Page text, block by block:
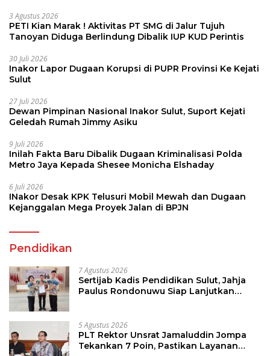
3 Agustus 2026
PETI Kian Marak ! Aktivitas PT SMG di Jalur Tujuh
Tanoyan Diduga Berlindung Dibalik IUP KUD Perintis
30 Juli 2026
Inakor Lapor Dugaan Korupsi di PUPR Provinsi Ke Kejati
Sulut
27 Juli 2026
Dewan Pimpinan Nasional Inakor Sulut, Suport Kejati
Geledah Rumah Jimmy Asiku
9 Juli 2026
Inilah Fakta Baru Dibalik Dugaan Kriminalisasi Polda
Metro Jaya Kepada Shesee Monicha Elshaday
6 Juli 2026
INakor Desak KPK Telusuri Mobil Mewah dan Dugaan
Kejanggalan Mega Proyek Jalan di BPJN
Pendidikan
7 Agustus 2026
Sertijab Kadis Pendidikan Sulut, Jahja
Paulus Rondonuwu Siap Lanjutkan
5 Agustus 2026
PLT Rektor Unsrat Jamaluddin Jompa
Tekankan 7 Poin, Pastikan Layanan